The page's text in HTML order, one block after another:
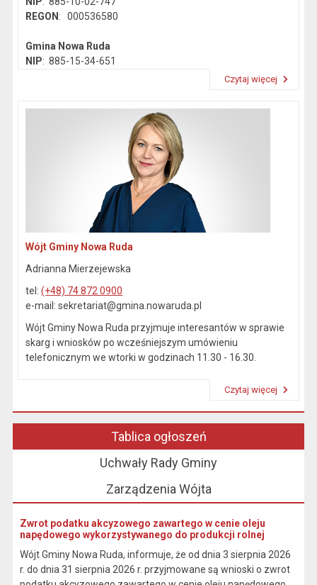
REGON : 000536580
Gmina Nowa Ruda
NIP: 885-15-34-651
Czytaj więcej
Wójt Gminy Nowa Ruda
Adrianna Mierzejewska
tel:(+48) 74 872 0900
e-mail: sekretariat@gmina.nowaruda.pl
Wójt Gminy Nowa Ruda przyjmuje interesantów w sprawie
skarg i wniosków po wcześniejszym umówieniu
telefonicznym we wtorki w godzinach 11.30 - 16.30.
Czytaj więcej
Tablica ogłoszeń
Uchwały Rady Gminy
Zarządzenia Wójta
Zwrot podatku akcyzowego zawartego w cenie oleju
napędowego wykorzystywanego do produkcji rolnej
Wójt Gminy Nowa Ruda, informuje, że od dnia 3 sierpnia 2026
r. do dnia 31 sierpnia 2026 r. przyjmowane są wnioski o zwrot